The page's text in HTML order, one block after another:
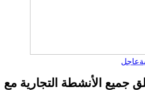
عاجل
جميع الأنشطة التجارية مع